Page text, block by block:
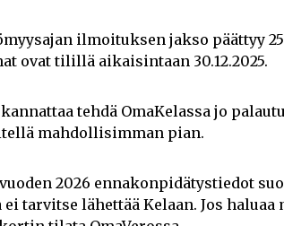
il­moi­tuk­sen jak­so päät­tyy
ovat ti­lil­lä ai­kai­sin­taan 30.12.2025.
teh­dä Oma­Ke­las­sa jo
mah­dol­li­sim­man pian.
2026 en­na­kon­pi­dä­tys­tie­dot
tar­vit­se lä­het­tää Ke­laan. Jos